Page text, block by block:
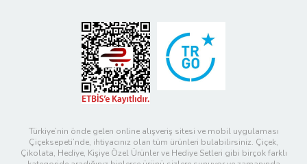
Türkiye’nin önde gelen online alışveriş sitesi ve mobil uygulaması
Çiçeksepeti’nde, ihtiyacınız olan tüm ürünleri bulabilirsiniz. Çiçek,
Çikolata, Hediye, Kişiye Özel Ürünler ve Hediye Setleri gibi birçok farklı